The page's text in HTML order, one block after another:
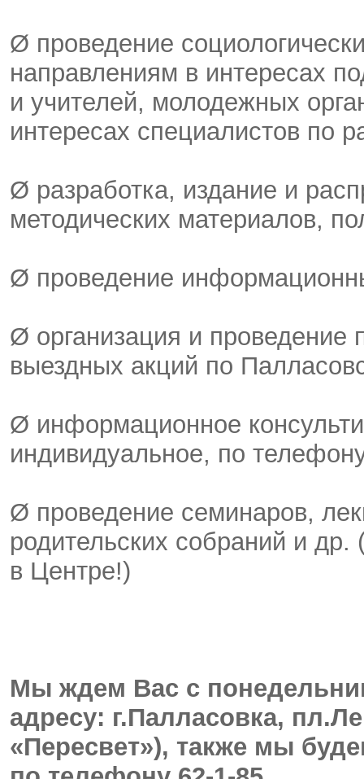
Ø проведение
направлениям в интересах
и учителей, молодежных
интересах специалистов по
Ø разработка, издание и
методических материалов,
Ø проведение
Ø организация и проведение
выездных акций по
Ø информационное
индивидуальное, по
Ø проведение семинаров,
родительских собраний и
в Центре!)
Мы ждем Вас с
адресу: г.Палласовка,
«Пересвет»), также мы